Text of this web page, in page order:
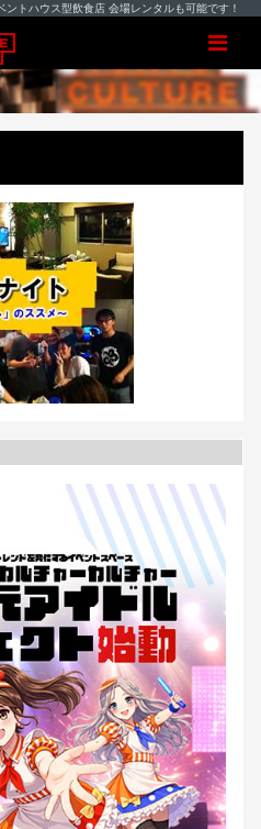
ントハウス型飲食店 会場レンタルも可能です！